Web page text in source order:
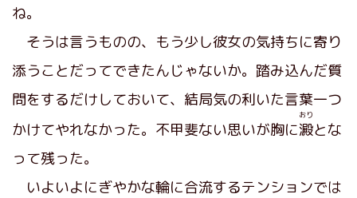
ね。
そうは言うものの、もう少し彼女の気持ちに寄り
添うことだってできたんじゃないか。踏み込んだ質
問をするだけしておいて、結局気の利いた言葉一つ
かけてやれなかった。不甲斐ない思いが胸に澱
おり
とな
って残った。
いよいよにぎやかな輪に合流するテンションでは